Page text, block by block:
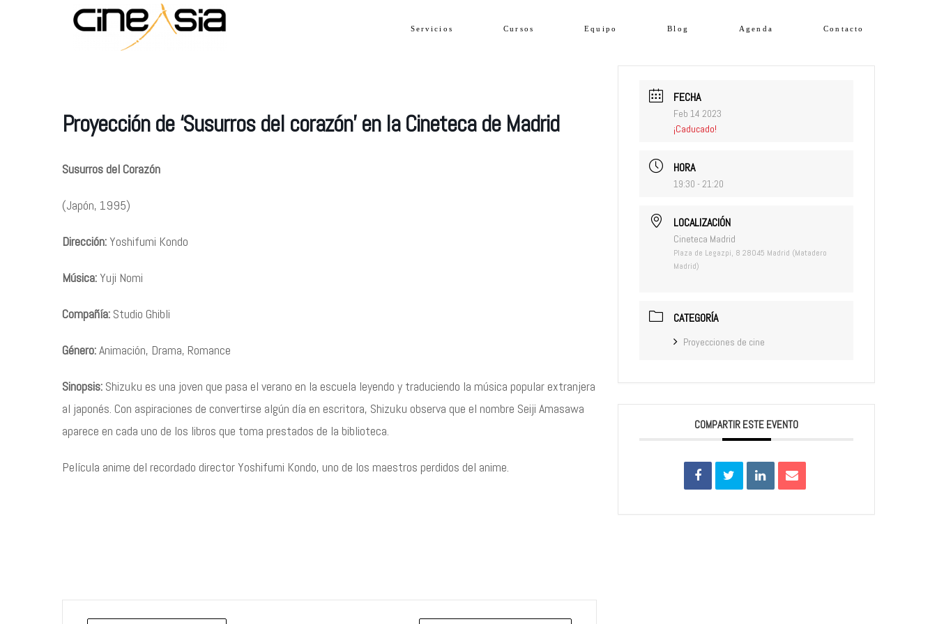
Servicios Cursos Equipo Blog Agenda Contacto
Proyección de ‘Susurros del corazón’ en la Cineteca de Madrid
Susurros del Corazón
(Japón, 1995)
Dirección:Yoshifumi Kondo
Música:Yuji Nomi
Compañía: Studio Ghibli
Género:Animación, Drama, Romance
Sinopsis: Shizuku es una joven que pasa el verano en la escuela leyendo y traduciendo la música popular extranjera
al japonés. Con aspiraciones de convertirse algún día en escritora, Shizuku observa que el nombre Seiji Amasawa
aparece en cada uno de los libros que toma prestados de la biblioteca.
Película anime del recordado director Yoshifumi Kondo, uno de los maestros perdidos del anime.
FECHA
Feb 14 2023
¡Caducado!
HORA
19:30 - 21:20
LOCALIZACIÓN
Cineteca Madrid
Plaza de Legazpi, 8 28045 Madrid (Matadero
Madrid)
CATEGORÍA
Proyecciones de cine
COMPARTIR ESTE EVENTO